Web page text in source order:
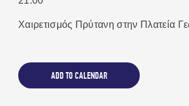
Χαιρετισμός Πρύτανη στην Πλατεία
ADD TO CALENDAR